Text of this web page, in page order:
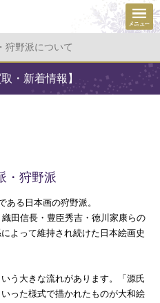
狩野派について
・新着情報】
・狩野派
ある日本画の狩野派。
田信長・豊臣秀吉・徳川家康らの
よって維持され続けた日本絵画史
う大きな流れがあります。「源氏
った様式で描かれたものが大和絵